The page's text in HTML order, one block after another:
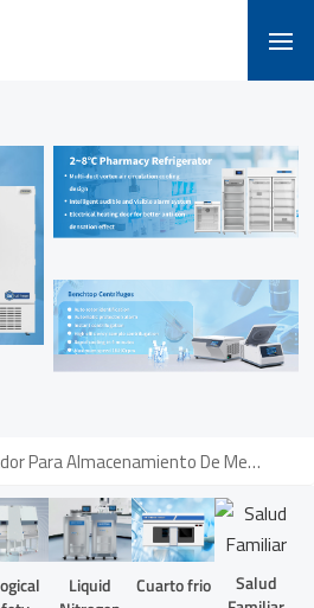
Mini Congelador Para Almacenamiento De Medicamentos
Liquid
Cuarto frio
Salud